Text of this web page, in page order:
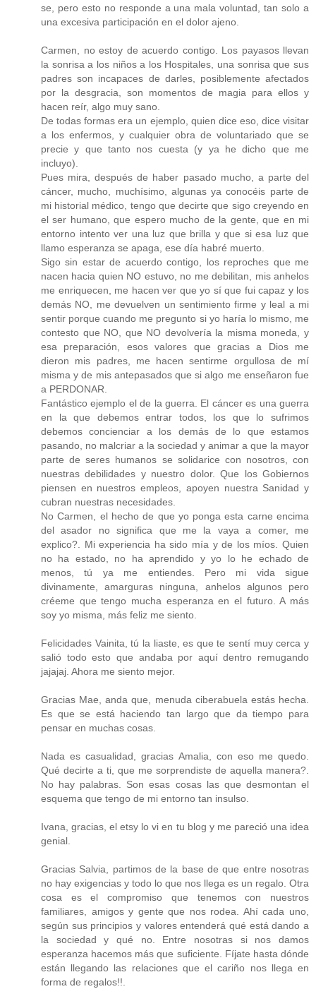
se, pero esto no responde a una mala voluntad, tan solo a
una excesiva participación en el dolor ajeno.
Carmen, no estoy de acuerdo contigo. Los payasos llevan
la sonrisa a los niños a los Hospitales, una sonrisa que sus
padres son incapaces de darles, posiblemente afectados
por la desgracia, son momentos de magia para ellos y
hacen reír, algo muy sano.
De todas formas era un ejemplo, quien dice eso, dice visitar
a los enfermos, y cualquier obra de voluntariado que se
precie y que tanto nos cuesta (y ya he dicho que me
incluyo).
Pues mira, después de haber pasado mucho, a parte del
cáncer, mucho, muchísimo, algunas ya conocéis parte de
mi historial médico, tengo que decirte que sigo creyendo en
el ser humano, que espero mucho de la gente, que en mi
entorno intento ver una luz que brilla y que si esa luz que
llamo esperanza se apaga, ese día habré muerto.
Sigo sin estar de acuerdo contigo, los reproches que me
nacen hacia quien NO estuvo, no me debilitan, mis anhelos
me enriquecen, me hacen ver que yo sí que fui capaz y los
demás NO, me devuelven un sentimiento firme y leal a mi
sentir porque cuando me pregunto si yo haría lo mismo, me
contesto que NO, que NO devolvería la misma moneda, y
esa preparación, esos valores que gracias a Dios me
dieron mis padres, me hacen sentirme orgullosa de mí
misma y de mis antepasados que si algo me enseñaron fue
a PERDONAR.
Fantástico ejemplo el de la guerra. El cáncer es una guerra
en la que debemos entrar todos, los que lo sufrimos
debemos concienciar a los demás de lo que estamos
pasando, no malcriar a la sociedad y animar a que la mayor
parte de seres humanos se solidarice con nosotros, con
nuestras debilidades y nuestro dolor. Que los Gobiernos
piensen en nuestros empleos, apoyen nuestra Sanidad y
cubran nuestras necesidades.
No Carmen, el hecho de que yo ponga esta carne encima
del asador no significa que me la vaya a comer, me
explico?. Mi experiencia ha sido mía y de los míos. Quien
no ha estado, no ha aprendido y yo lo he echado de
menos, tú ya me entiendes. Pero mi vida sigue
divinamente, amarguras ninguna, anhelos algunos pero
créeme que tengo mucha esperanza en el futuro. A más
soy yo misma, más feliz me siento.
Felicidades Vainita, tú la liaste, es que te sentí muy cerca y
salió todo esto que andaba por aquí dentro remugando
jajajaj. Ahora me siento mejor.
Gracias Mae, anda que, menuda ciberabuela estás hecha.
Es que se está haciendo tan largo que da tiempo para
pensar en muchas cosas.
Nada es casualidad, gracias Amalia, con eso me quedo.
Qué decirte a ti, que me sorprendiste de aquella manera?.
No hay palabras. Son esas cosas las que desmontan el
esquema que tengo de mi entorno tan insulso.
Ivana, gracias, el etsy lo vi en tu blog y me pareció una idea
genial.
Gracias Salvia, partimos de la base de que entre nosotras
no hay exigencias y todo lo que nos llega es un regalo. Otra
cosa es el compromiso que tenemos con nuestros
familiares, amigos y gente que nos rodea. Ahí cada uno,
según sus principios y valores entenderá qué está dando a
la sociedad y qué no. Entre nosotras si nos damos
esperanza hacemos más que suficiente. Fíjate hasta dónde
están llegando las relaciones que el cariño nos llega en
forma de regalos!!.